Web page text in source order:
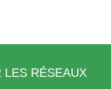
RÉSEAUX